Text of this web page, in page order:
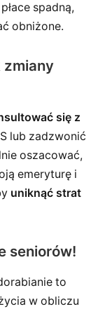
spadną,
obniżone.
zmiany
się z
lub zadzwonić
oszacować,
emeryturę i
uniknąć strat
seniorów!
to
w obliczu